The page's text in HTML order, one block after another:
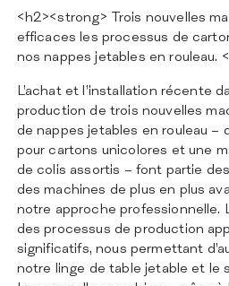
SERVICES
DURABILITÉ
CATALOGUE
INSIGHTS
CERTIFICATIONS
CONTACTS
<h2><strong> Trois nouvelles
efficaces les processus de
nos nappes jetables en rouleau.
L’achat et l’installation récente
production de trois nouvelles
de nappes jetables en rouleau –
pour cartons unicolores et une
de colis assortis – font partie
des machines de plus en plus
notre approche professionnelle.
des processus de production
significatifs, nous permettant
notre linge de table jetable et le